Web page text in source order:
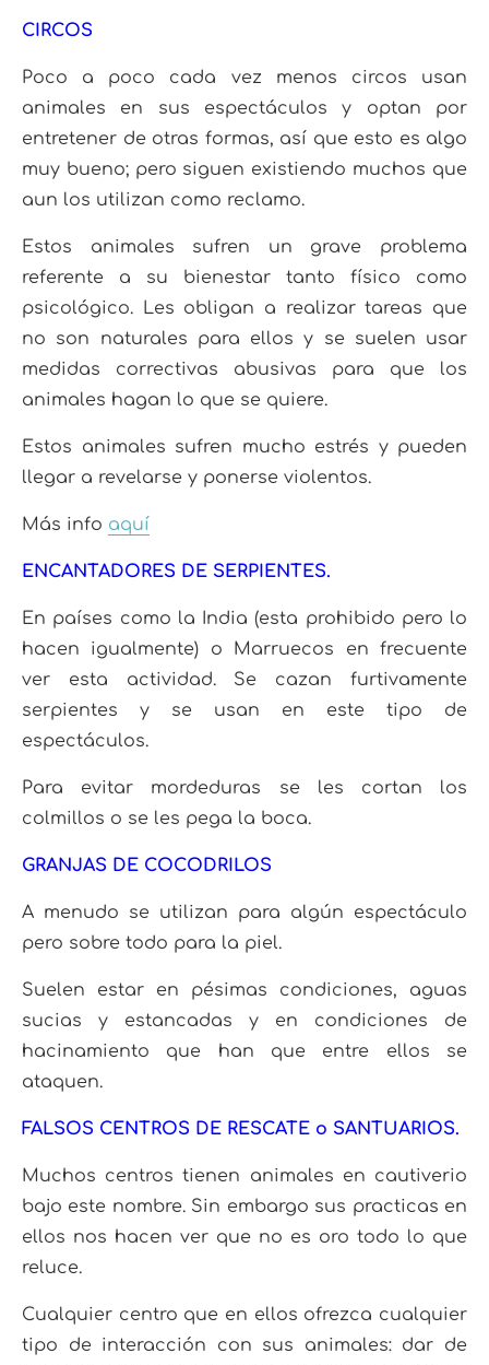
CIRCOS
Poco a poco cada vez menos circos usan
animales en sus espectáculos y optan por
entretener de otras formas, así que esto es algo
muy bueno; pero siguen existiendo muchos que
aun los utilizan como reclamo.
Estos animales sufren un grave problema
referente a su bienestar tanto físico como
psicológico. Les obligan a realizar tareas que
no son naturales para ellos y se suelen usar
medidas correctivas abusivas para que los
animales hagan lo que se quiere.
Estos animales sufren mucho estrés y pueden
llegar a revelarse y ponerse violentos.
Más info aquí
ENCANTADORES DE SERPIENTES.
En países como la India (esta prohibido pero lo
hacen igualmente) o Marruecos en frecuente
ver esta actividad. Se cazan furtivamente
serpientes y se usan en este tipo de
espectáculos.
Para evitar mordeduras se les cortan los
colmillos o se les pega la boca.
GRANJAS DE COCODRILOS
A menudo se utilizan para algún espectáculo
pero sobre todo para la piel.
Suelen estar en pésimas condiciones, aguas
sucias y estancadas y en condiciones de
hacinamiento que han que entre ellos se
ataquen.
FALSOS CENTROS DE RESCATE o SANTUARIOS.
Muchos centros tienen animales en cautiverio
bajo este nombre. Sin embargo sus practicas en
ellos nos hacen ver que no es oro todo lo que
reluce.
Cualquier centro que en ellos ofrezca cualquier
tipo de interacción con sus animales: dar de